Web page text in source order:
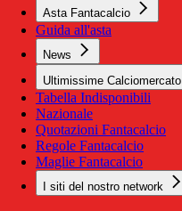
Asta Fantacalcio
Guida all'asta
News
Ultimissime Calciomercato
Tabella Indisponibili
Nazionale
Quotazioni Fantacalcio
Regole Fantacalcio
Maglie Fantacalcio
I siti del nostro network